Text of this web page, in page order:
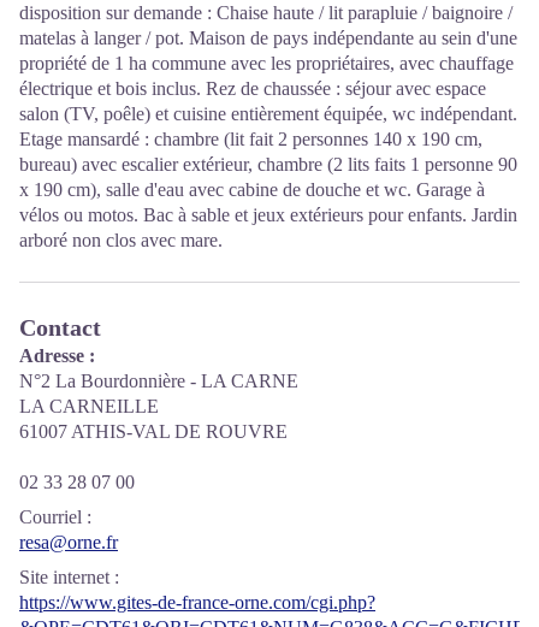
disposition sur demande : Chaise haute / lit parapluie / baignoire /
matelas à langer / pot. Maison de pays indépendante au sein d'une
propriété de 1 ha commune avec les propriétaires, avec chauffage
électrique et bois inclus. Rez de chaussée : séjour avec espace
salon (TV, poêle) et cuisine entièrement équipée, wc indépendant.
Etage mansardé : chambre (lit fait 2 personnes 140 x 190 cm,
bureau) avec escalier extérieur, chambre (2 lits faits 1 personne 90
x 190 cm), salle d'eau avec cabine de douche et wc. Garage à
vélos ou motos. Bac à sable et jeux extérieurs pour enfants. Jardin
arboré non clos avec mare.
Contact
Adresse :
N°2 La Bourdonnière - LA CARNE
LA CARNEILLE
61007 ATHIS-VAL DE ROUVRE
02 33 28 07 00
Courriel :
resa@orne.fr
Site internet :
https://www.gites-de-france-orne.com/cgi.php?